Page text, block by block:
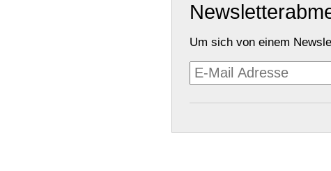
Um sich von einem